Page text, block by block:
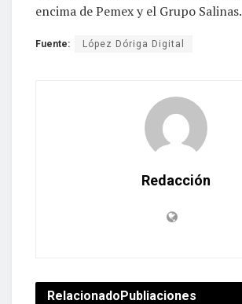
encima de Pemex y el Grupo Salinas.
Fuente: López Dóriga Digital
Redacción
RelacionadoPubliaciones